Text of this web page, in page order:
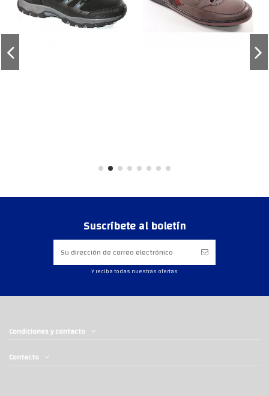
Suscríbete al boletín
Y reciba todas nuestras ofertas
Condiciones y contacto
Contacto